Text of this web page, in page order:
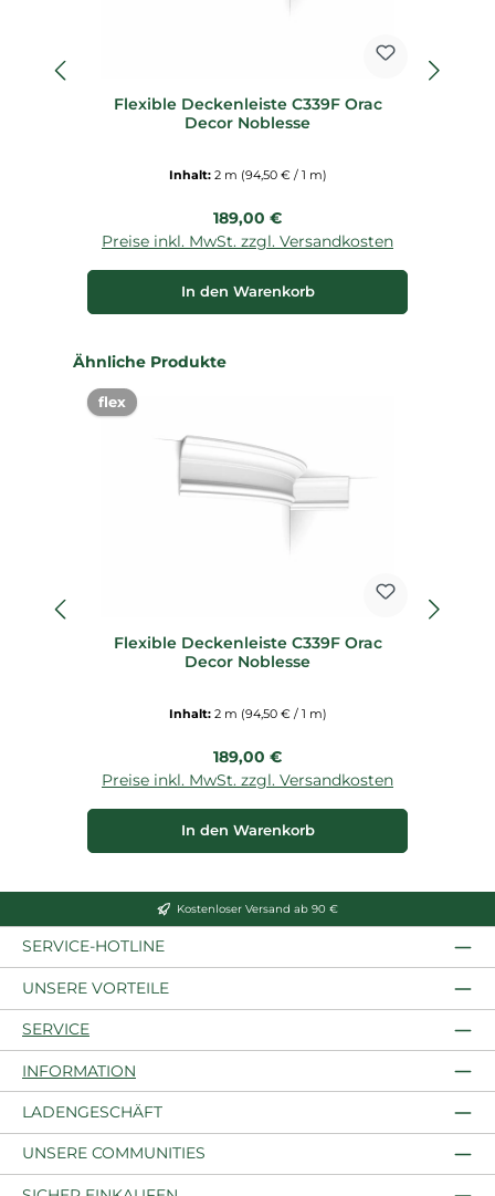
Flexible Deckenleiste C339F Orac
Decor Noblesse
Inhalt: 2 m (94,50 € / 1 m)
Regulärer Preis:
189,00 €
Preise inkl. MwSt. zzgl. Versandkosten
In den Warenkorb
Produktgalerie überspringen
Ähnliche Produkte
flex
Flexible Deckenleiste C339F Orac
Decor Noblesse
Inhalt: 2 m (94,50 € / 1 m)
Regulärer Preis:
189,00 €
Preise inkl. MwSt. zzgl. Versandkosten
In den Warenkorb
Kostenloser Versand ab 90 €
SERVICE-HOTLINE
UNSERE VORTEILE
SERVICE
INFORMATION
LADENGESCHÄFT
UNSERE COMMUNITIES